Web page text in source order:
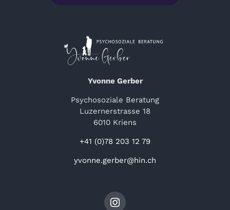
Yvonne Gerber
Psychosoziale Beratung
Luzernerstrasse 18
6010 Kriens
+41 (0)78 203 12 79
yvonne.gerber@hin.ch